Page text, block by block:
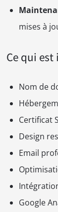
mises à
Ce qui
Nom de
Certificat
Design
Email
Google